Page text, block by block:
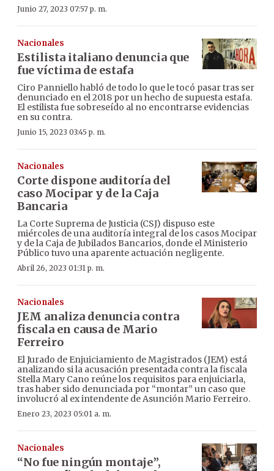
Junio 27, 2023 07:57 p. m.
Nacionales
Estilista italiano denuncia que
fue víctima de estafa
Ciro Panniello habló de todo lo que le tocó pasar tras ser
denunciado en el 2018 por un hecho de supuesta estafa.
El estilista fue sobreseído al no encontrarse evidencias
en su contra.
Junio 15, 2023 03:45 p. m.
Nacionales
Corte dispone auditoría del
caso Mocipar y de la Caja
Bancaria
La Corte Suprema de Justicia (CSJ) dispuso este
miércoles de una auditoría integral de los casos Mocipar
y de la Caja de Jubilados Bancarios, donde el Ministerio
Público tuvo una aparente actuación negligente.
Abril 26, 2023 01:31 p. m.
Nacionales
JEM analiza denuncia contra
fiscala en causa de Mario
Ferreiro
El Jurado de Enjuiciamiento de Magistrados (JEM) está
analizando si la acusación presentada contra la fiscala
Stella Mary Cano reúne los requisitos para enjuiciarla,
tras haber sido denunciada por “montar” un caso que
involucró al ex intendente de Asunción Mario Ferreiro.
Enero 23, 2023 05:01 a. m.
Nacionales
“No fue ningún montaje”,